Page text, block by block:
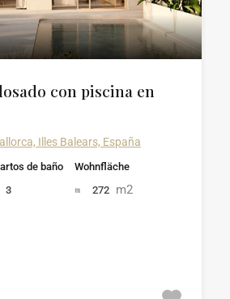
con piscina en
Illes Balears, España
de baño
3
Wohnfläche
272 m2